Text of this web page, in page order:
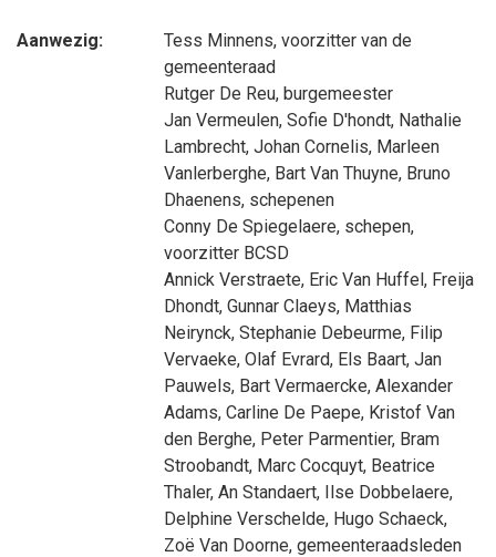
Aanwezig: Tess Minnens, voorzitter van de
gemeenteraad
Rutger De Reu, burgemeester
Jan Vermeulen, Sofie D'hondt, Nathalie
Lambrecht, Johan Cornelis, Marleen
Vanlerberghe, Bart Van Thuyne, Bruno
Dhaenens, schepenen
Conny De Spiegelaere, schepen,
voorzitter BCSD
Annick Verstraete, Eric Van Huffel, Freija
Dhondt, Gunnar Claeys, Matthias
Neirynck, Stephanie Debeurme, Filip
Vervaeke, Olaf Evrard, Els Baart, Jan
Pauwels, Bart Vermaercke, Alexander
Adams, Carline De Paepe, Kristof Van
den Berghe, Peter Parmentier, Bram
Stroobandt, Marc Cocquyt, Beatrice
Thaler, An Standaert, Ilse Dobbelaere,
Delphine Verschelde, Hugo Schaeck,
Zoë Van Doorne, gemeenteraadsleden